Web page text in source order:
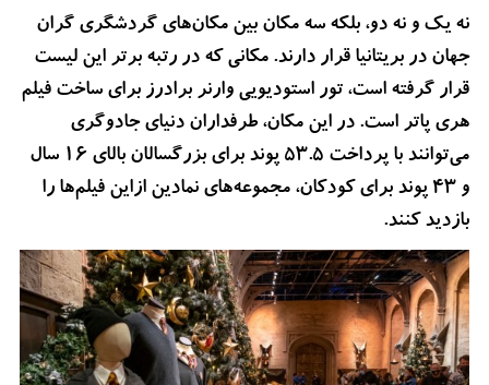
نه یک و نه دو، بلکه سه مکان بین مکان‌های گردشگری گران
جهان در بریتانیا قرار دارند. مکانی که در رتبه برتر این لیست
قرار گرفته است، تور استودیویی ‌وارنر برادرز برای ساخت فیلم
هری پاتر است. در این مکان، طرفداران دنیای جادوگری
می‌توانند با پرداخت 53.5 پوند برای بزرگسالان بالای 16 سال
و 43 پوند برای کودکان، مجموعه‌های نمادین ازاین فیلم‌ها را
بازدید کنند.